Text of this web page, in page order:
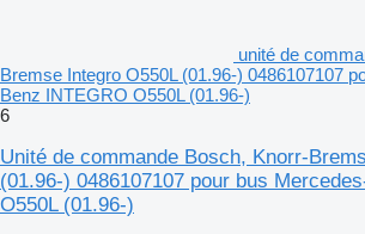
unité de
Bremse Integro O550L (01.96-) 0486107107
Benz INTEGRO O550L (01.96-)
6
Unité de commande Bosch, Knorr-
(01.96-) 0486107107 pour bus
O550L (01.96-)